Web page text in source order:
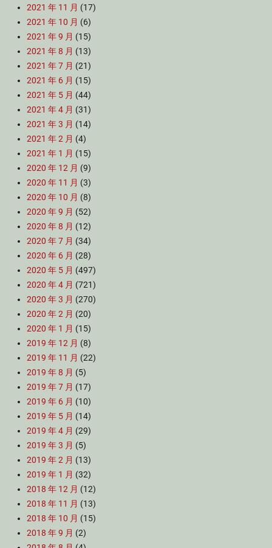
2021 年 11 月 (17)
2021 年 10 月 (6)
2021 年 9 月 (15)
2021 年 8 月 (13)
2021 年 7 月 (21)
2021 年 6 月 (15)
2021 年 5 月 (44)
2021 年 4 月 (31)
2021 年 3 月 (14)
2021 年 2 月 (4)
2021 年 1 月 (15)
2020 年 12 月 (9)
2020 年 11 月 (3)
2020 年 10 月 (8)
2020 年 9 月 (52)
2020 年 8 月 (12)
2020 年 7 月 (34)
2020 年 6 月 (28)
2020 年 5 月 (497)
2020 年 4 月 (721)
2020 年 3 月 (270)
2020 年 2 月 (20)
2020 年 1 月 (15)
2019 年 12 月 (8)
2019 年 11 月 (22)
2019 年 8 月 (5)
2019 年 7 月 (17)
2019 年 6 月 (10)
2019 年 5 月 (14)
2019 年 4 月 (29)
2019 年 3 月 (5)
2019 年 2 月 (13)
2019 年 1 月 (32)
2018 年 12 月 (12)
2018 年 11 月 (13)
2018 年 10 月 (15)
2018 年 9 月 (2)